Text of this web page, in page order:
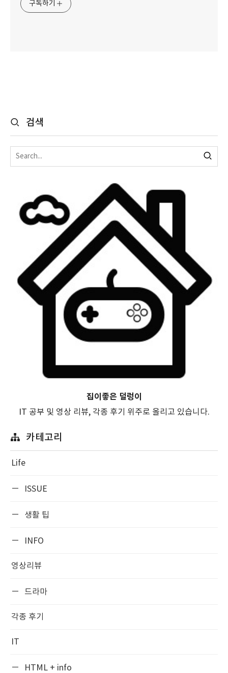
구독하기
검색
집이좋은 덜렁이
IT 공부 및 영상 리뷰, 각종 후기 위주로 올리고 있습니다.
카테고리
Life
ISSUE
생활 팁
INFO
영상리뷰
드라마
각종 후기
IT
HTML + info